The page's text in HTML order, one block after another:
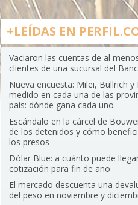
+LEÍDAS EN
Vaciaron las cuentas de al
clientes de una sucursal del
Nueva encuesta: Milei, Bullrich y
medido en cada una de las
país: dónde gana cada uno
Escándalo en la cárcel de
de los detenidos y cómo
los presos
Dólar Blue: a cuánto puede
cotización para fin de año
El mercado descuenta una
del peso en noviembre y